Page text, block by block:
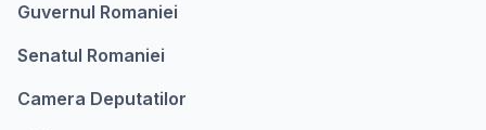
Guvernul Romaniei
Senatul Romaniei
Camera Deputatilor